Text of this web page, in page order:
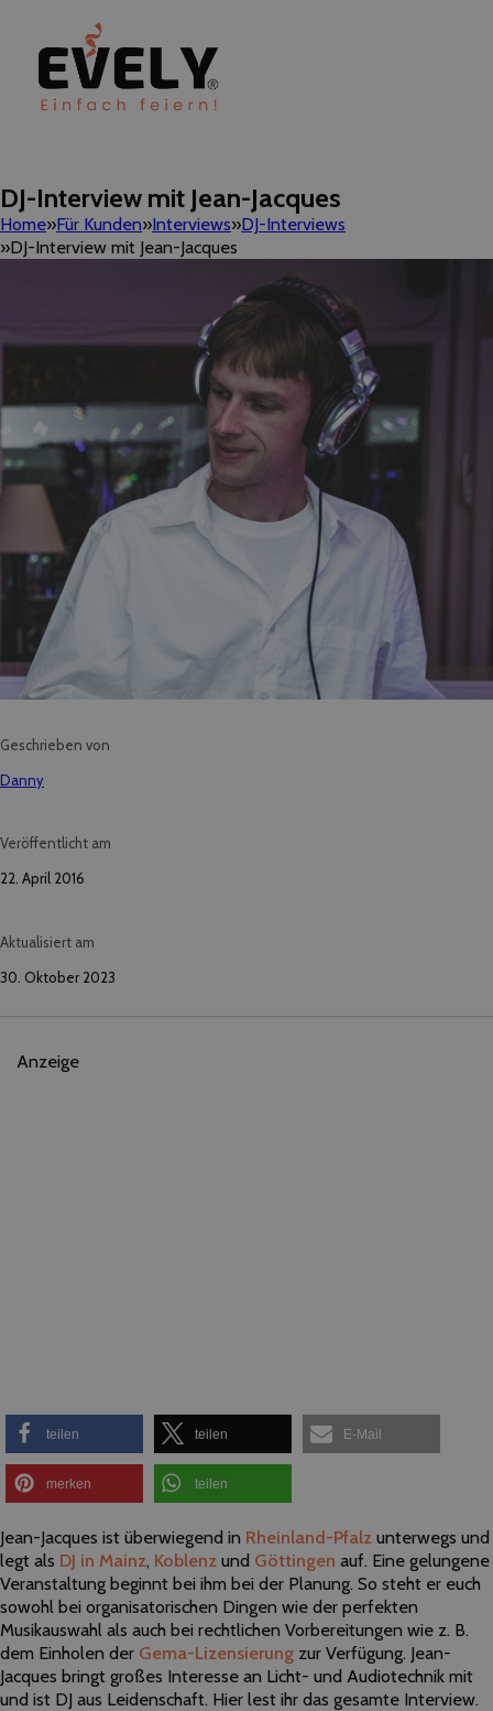
DJ-Interview mit Jean-Jacques
Home Für Kunden Interviews DJ-Interviews
DJ-Interview mit Jean-Jacques
Geschrieben von
Danny
Veröffentlicht am
22. April 2016
Aktualisiert am
30. Oktober 2023
Anzeige
teilen teilen E-Mail
merken teilen
Jean-Jacques ist überwiegend in Rheinland-Pfalz unterwegs und
legt als DJ in Mainz, Koblenz und Göttingen auf. Eine gelungene
Veranstaltung beginnt bei ihm bei der Planung. So steht er euch
sowohl bei organisatorischen Dingen wie der perfekten
Musikauswahl als auch bei rechtlichen Vorbereitungen wie z. B.
dem Einholen der Gema-Lizensierung zur Verfügung. Jean-
Jacques bringt großes Interesse an Licht- und Audiotechnik mit
und ist DJ aus Leidenschaft. Hier lest ihr das gesamte Interview.